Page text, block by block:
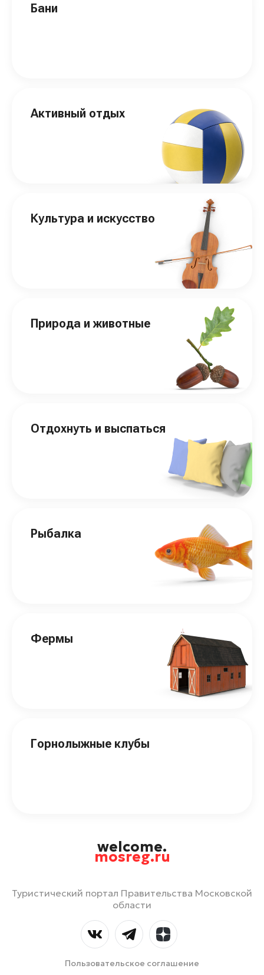
Бани
Активный отдых
Культура и искусство
Природа и животные
Отдохнуть и выспаться
Рыбалка
Фермы
Горнолыжные клубы
welcome.
mosreg.ru
Туристический портал Правительства Московской
области
Пользовательское соглашение